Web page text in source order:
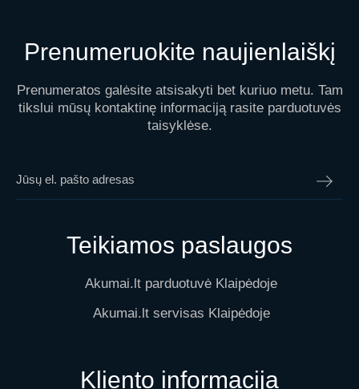
Prenumeruokite naujienlaiškį
Prenumeratos galėsite atsisakyti bet kuriuo metu. Tam
tikslui mūsų kontaktinę informaciją rasite parduotuvės
taisyklėse.
Teikiamos paslaugos
Akumai.lt parduotuvė Klaipėdoje
Akumai.lt servisas Klaipėdoje
Kliento informacija